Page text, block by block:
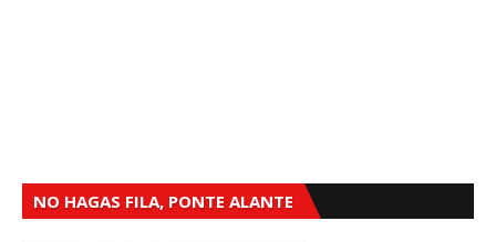
NO HAGAS FILA, PONTE ALANTE